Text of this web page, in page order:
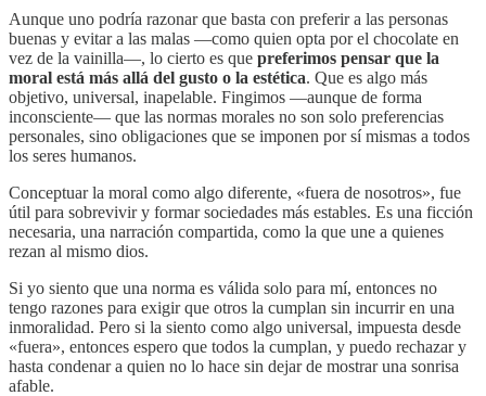
Aunque uno podría razonar que basta con preferir a las personas
buenas y evitar a las malas —como quien opta por el chocolate en
vez de la vainilla—, lo cierto es que preferimos pensar que la
moral está más allá del gusto o la estética. Que es algo más
objetivo, universal, inapelable. Fingimos —aunque de forma
inconsciente— que las normas morales no son solo preferencias
personales, sino obligaciones que se imponen por sí mismas a todos
los seres humanos.
Conceptuar la moral como algo diferente, «fuera de nosotros», fue
útil para sobrevivir y formar sociedades más estables. Es una ficción
necesaria, una narración compartida, como la que une a quienes
rezan al mismo dios.
Si yo siento que una norma es válida solo para mí, entonces no
tengo razones para exigir que otros la cumplan sin incurrir en una
inmoralidad. Pero si la siento como algo universal, impuesta desde
«fuera», entonces espero que todos la cumplan, y puedo rechazar y
hasta condenar a quien no lo hace sin dejar de mostrar una sonrisa
afable.